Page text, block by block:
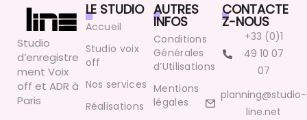
Studio
d’enregistre
ment Voix
off et ADR à
Paris
LE STUDIO
Accueil
Studio voix
off
Nos services
Réalisations
AUTRES
INFOS
Conditions
Générales
d’Utilisations
Mentions
légales
CONTACTE
Z-NOUS
+33 (0)1
49 10 07
07
planning@studio-
line.net